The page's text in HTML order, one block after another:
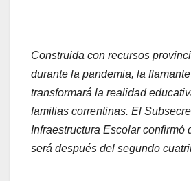
Construida con recursos
durante la pandemia, la
transformará la realidad
familias correntinas. El
Infraestructura Escolar confirmó
será después del segundo